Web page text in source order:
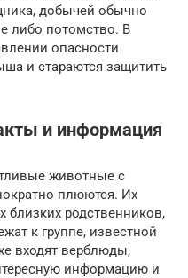
добычей обычно
либо потомство. В
опасности
и стараются защитить
и информация
животные с
плюются. Их
близких родственников,
к группе, известной
входят верблюды,
информацию и